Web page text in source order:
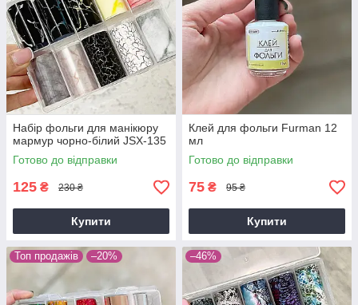
Набір фольги для манікюру
мармур чорно-білий JSX-135
Готово до відправки
125 ₴ 230 ₴
Купити
Клей для фольги Furman 12
мл
Готово до відправки
75 ₴ 95 ₴
Купити
Топ продажів –20% –46%